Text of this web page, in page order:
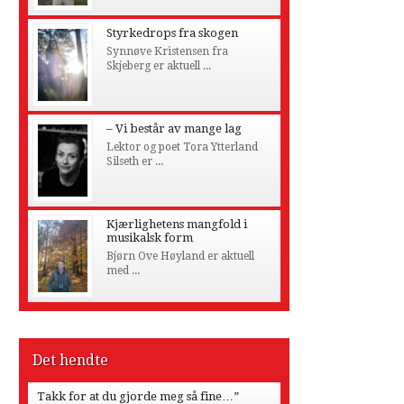
Styrkedrops fra skogen
Synnøve Kristensen fra
Skjeberg er aktuell ...
– Vi består av mange lag
Lektor og poet Tora Ytterland
Silseth er ...
Kjærlighetens mangfold i
musikalsk form
Bjørn Ove Høyland er aktuell
med ...
Det hendte
Takk for at du gjorde meg så fine…”